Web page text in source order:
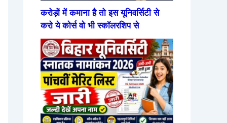
करोड़ों में कमाना है तो इस यूनिवर्सिटी से
करो ये कोर्स वो भी स्कॉलरशिप से